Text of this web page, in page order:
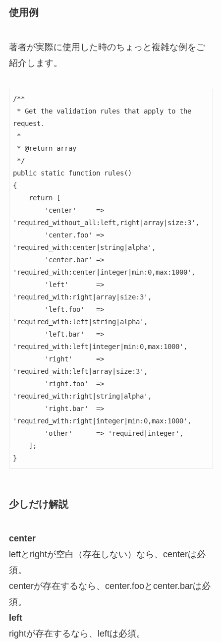
使用例
著者が実際に使用した時のちょっと複雑な例をご
紹介します。
/**
request.
public static function rules()
{
'required_without_all:left,right|array|size:3',
'required_with:center|string|alpha',
'required_with:center|integer|min:0,max:1000',
'required_with:right|array|size:3',
'required_with:left|string|alpha',
'required_with:left|integer|min:0,max:1000',
'required_with:left|array|size:3',
'required_with:right|string|alpha',
'required_with:right|integer|min:0,max:1000',
}
少しだけ解説
center
leftとrightが空白（存在しない）なら、centerは必
須。
centerが存在するなら、center.fooとcenter.barは必
須。
left
rightが存在するなら、leftは必須。